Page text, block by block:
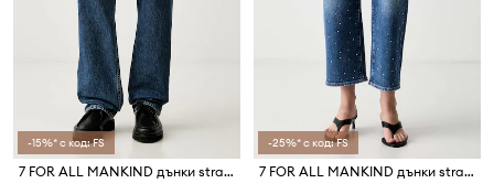
-15%* с код: FS
7 FOR ALL MANKIND дънки straight мъжки
-25%* с код: FS
7 FOR ALL MANKIND дънки straight дамски